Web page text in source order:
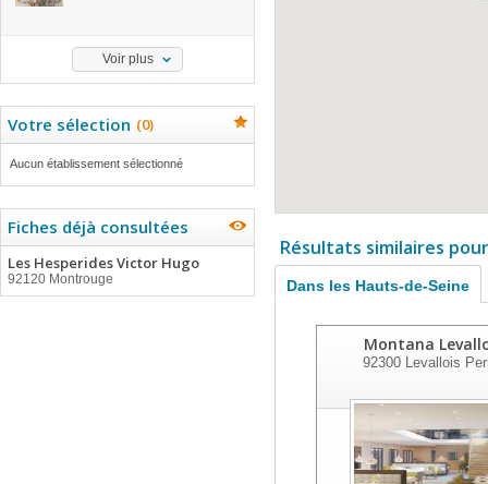
Voir plus
Votre sélection (0)
Aucun établissement sélectionné
Fiches déjà consultées
Les Hesperides Victor Hugo
92120 Montrouge
Résultats similaires
Dans les Hauts-de-Seine
Montana
92300 Levallois